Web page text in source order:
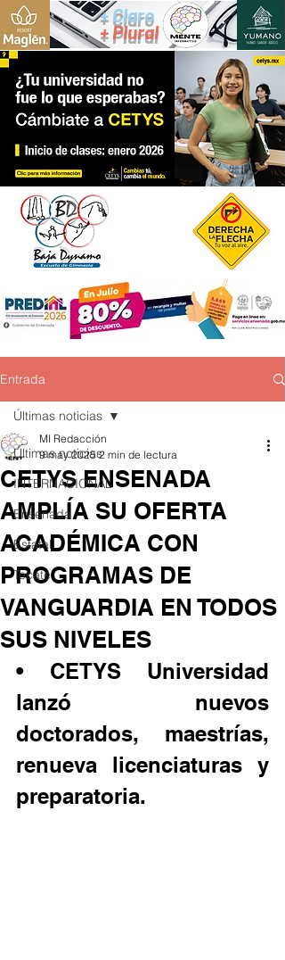
+ Claro
+ Plural
Entrada
Últimas noticias
INTERNACIONAL
Ensenada
Estatal
Tecate
Últimas noticias
CETYS ENSENADA
AMPLÍA SU OFERTA
ACADÉMICA CON
PROGRAMAS DE
VANGUARDIA EN TODOS
SUS NIVELES
MI Redacción
9 may 2025 2 min de lectura
• CETYS Universidad
lanzó nuevos
doctorados, maestrías,
renueva licenciaturas y
preparatoria.